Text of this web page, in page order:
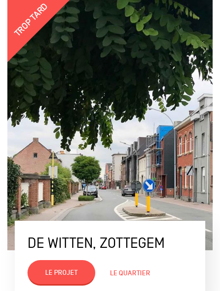
TROP TARD
DE WITTEN, ZOTTEGEM
LE PROJET LE QUARTIER